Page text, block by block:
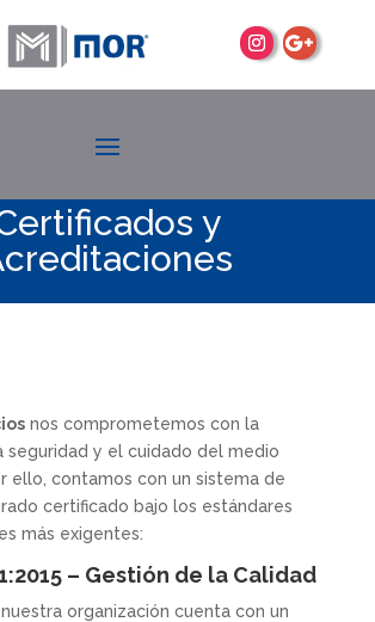
y
nos comprometemos con la
seguridad y el cuidado del medio
ello, contamos con un sistema de
certificado bajo los estándares
más exigentes:
– Gestión de la Calidad
organización cuenta con un